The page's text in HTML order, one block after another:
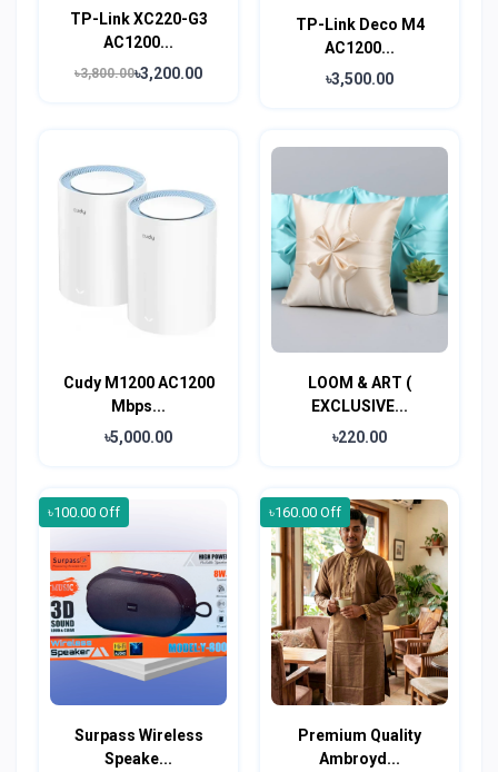
TP-Link XC220-G3
AC1200...
৳3,800.00৳3,200.00
TP-Link Deco M4
AC1200...
৳3,500.00
Cudy M1200 AC1200
Mbps...
৳5,000.00
LOOM & ART (
EXCLUSIVE...
৳220.00
৳100.00 Off
Surpass Wireless
Speake...
৳160.00 Off
Premium Quality
Ambroyd...